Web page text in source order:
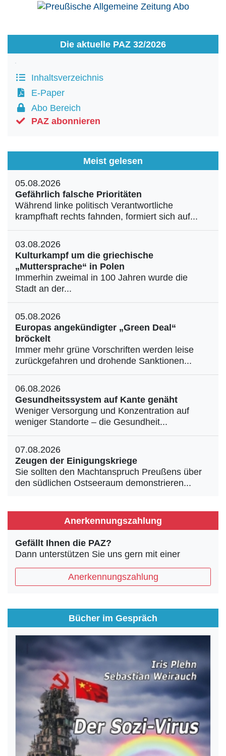
Die aktuelle PAZ 32/2026
Inhaltsverzeichnis
E-Paper
Abo Bereich
PAZ abonnieren
Meist gelesen
05.08.2026
Gefährlich falsche Prioritäten
Während linke politisch Verantwortliche
krampfhaft rechts fahnden, formiert sich auf...
03.08.2026
Kulturkampf um die griechische
„Muttersprache“ in Polen
Immerhin zweimal in 100 Jahren wurde die
Stadt an der...
05.08.2026
Europas angekündigter „Green Deal“
bröckelt
Immer mehr grüne Vorschriften werden leise
zurückgefahren und drohende Sanktionen...
06.08.2026
Gesundheitssystem auf Kante genäht
Weniger Versorgung und Konzentration auf
weniger Standorte – die Gesundheit...
07.08.2026
Zeugen der Einigungskriege
Sie sollten den Machtanspruch Preußens über
den südlichen Ostseeraum demonstrieren...
Anerkennungszahlung
Gefällt Ihnen die PAZ?
Dann unterstützen Sie uns gern mit einer
Anerkennungszahlung
Bücher im Gespräch